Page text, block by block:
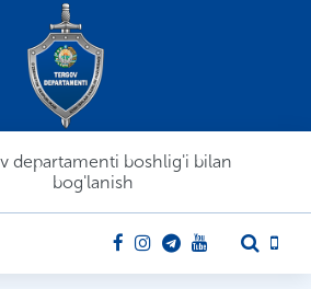
departamenti boshlig'i bilan
bog'lanish